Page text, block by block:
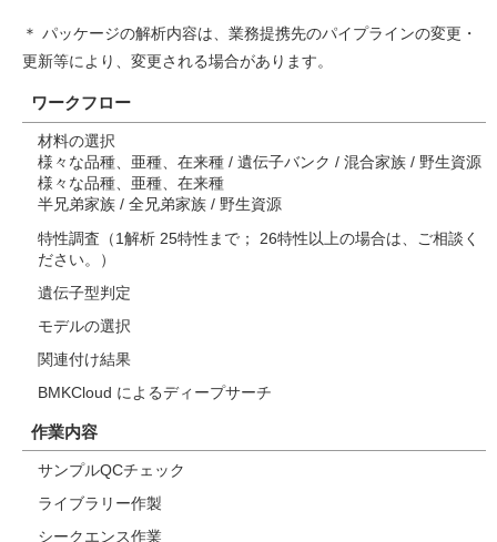
＊ パッケージの解析内容は、業務提携先のパイプラインの変更・
更新等により、変更される場合があります。
ワークフロー
材料の選択
様々な品種、亜種、在来種 / 遺伝子バンク / 混合家族 / 野生資源
様々な品種、亜種、在来種
半兄弟家族 / 全兄弟家族 / 野生資源
特性調査（1解析 25特性まで； 26特性以上の場合は、ご相談く
ださい。）
遺伝子型判定
モデルの選択
関連付け結果
BMKCloud によるディープサーチ
作業内容
サンプルQCチェック
ライブラリー作製
シークエンス作業